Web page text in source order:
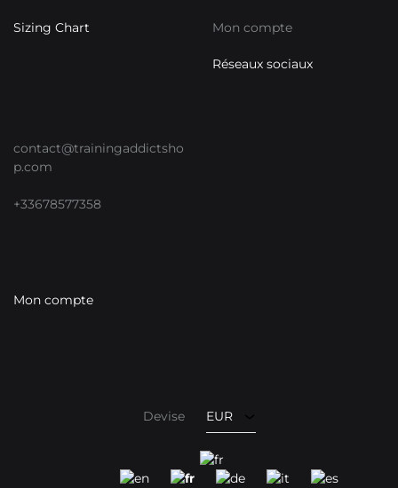
Sizing Chart Mon compte
Réseaux sociaux
contact@trainingaddictsho
p.com
+33678577358
Mon compte
Devise EUR